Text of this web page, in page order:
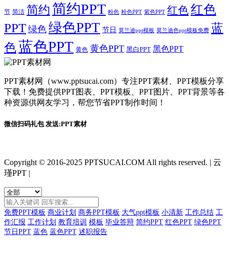
节 简洁 简约 简约PPT 粉色 粉色PPT 紫色PPT 红色红色
PPT 绿色 绿色PPT 节日 莫兰迪ppt模板 莫兰迪色ppt模板免费 蓝
色蓝色PPT 黄色 黄色PPT 黑白PPT 黑色PPT
PPT素材网（www.pptsucai.com）专注PPT素材、PPT模板分享
下载！免费提供PPT图表、PPT模板、PPT图片、PPT背景等各
种资源供网友学习，帮您节省PPT制作时间！
微信扫码礼包 发送:PPT素材
Copyright © 2016-2025 PPTSUCAI.COM All rights reserved. | 云
瑾PPT |
免费PPT模板 商业计划 商务PPT模板 大气ppt模板 小清新 工作总结 工
作汇报 工作计划 教育培训 模板 毕业答辩 简约PPT 红色PPT 绿色PPT
节日PPT 蓝色 蓝色PPT 述职报告